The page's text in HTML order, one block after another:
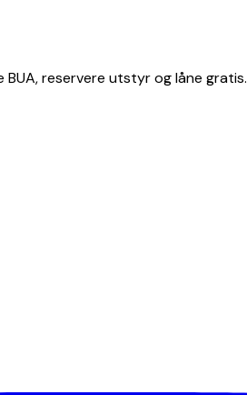
reservere utstyr og låne gratis.